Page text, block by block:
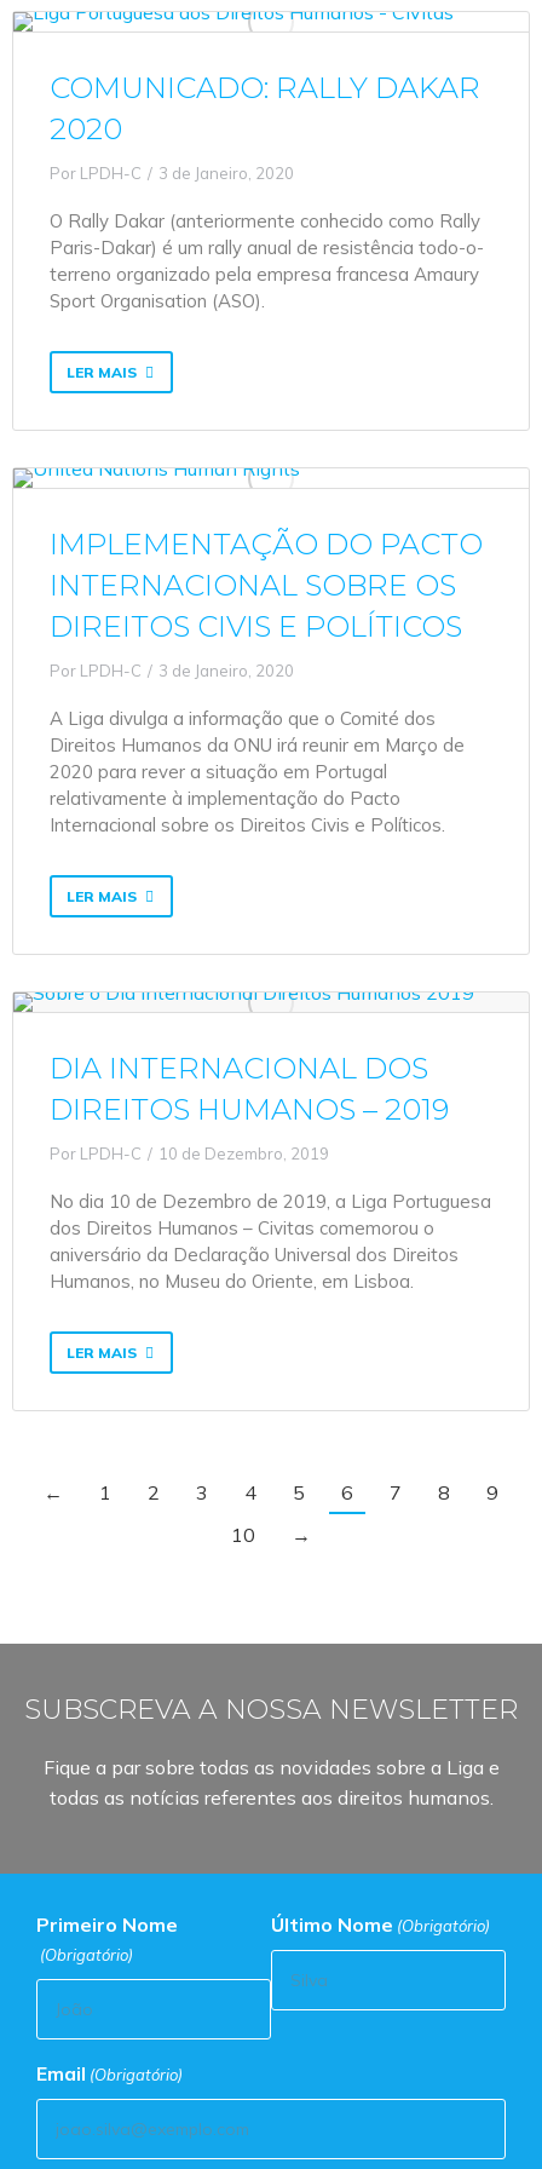
COMUNICADO: RALLY DAKAR
2020
Por LPDH-C 3 de Janeiro, 2020
O Rally Dakar (anteriormente conhecido como Rally
Paris-Dakar) é um rally anual de resistência todo-o-
terreno organizado pela empresa francesa Amaury
Sport Organisation (ASO).
LER MAIS
IMPLEMENTAÇÃO DO PACTO
INTERNACIONAL SOBRE OS
DIREITOS CIVIS E POLÍTICOS
Por LPDH-C 3 de Janeiro, 2020
A Liga divulga a informação que o Comité dos
Direitos Humanos da ONU irá reunir em Março de
2020 para rever a situação em Portugal
relativamente à implementação do Pacto
Internacional sobre os Direitos Civis e Políticos.
LER MAIS
DIA INTERNACIONAL DOS
DIREITOS HUMANOS – 2019
Por LPDH-C 10 de Dezembro, 2019
No dia 10 de Dezembro de 2019, a Liga Portuguesa
dos Direitos Humanos – Civitas comemorou o
aniversário da Declaração Universal dos Direitos
Humanos, no Museu do Oriente, em Lisboa.
LER MAIS
← 1 2 3 4 5 6 7 8
9
10
→
SUBSCREVA A NOSSA NEWSLETTER
Fique a par sobre todas as novidades sobre a Liga e
todas as notícias referentes aos direitos humanos.
Primeiro Nome
(Obrigatório)
Último Nome (Obrigatório)
Email (Obrigatório)